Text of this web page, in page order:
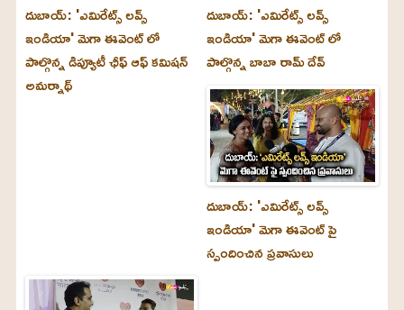
దుబాయ్‌: 'ఎమిరేట్స్ లవ్స్
ఇండియా' మెగా ఈవెంట్ లో
పాల్గొన్న డిప్యూటీ ఛీఫ్ ఆఫ్ కమిషన్
అమర్నాథ్
దుబాయ్‌: 'ఎమిరేట్స్ లవ్స్
ఇండియా' మెగా ఈవెంట్ లో
పాల్గొన్న బాబా రామ్ దేవ్
దుబాయ్‌: 'ఎమిరేట్స్ లవ్స్
ఇండియా' మెగా ఈవెంట్ పై
స్పందించిన ప్రవాసులు